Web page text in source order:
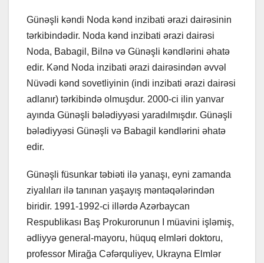
Günəşli kəndi Noda kənd inzibati ərazi dairəsinin
tərkibindədir. Noda kənd inzibati ərazi dairəsi
Noda, Babagil, Bilnə və Günəşli kəndlərini əhatə
edir. Kənd Noda inzibati ərazi dairəsindən əvvəl
Nüvədi kənd sovetliyinin (indi inzibati ərazi dairəsi
adlanır) tərkibində olmuşdur. 2000-ci ilin yanvar
ayında Günəşli bələdiyyəsi yaradılmışdır. Günəşli
bələdiyyəsi Günəşli və Babagil kəndlərini əhatə
edir.
Günəşli füsunkar təbiəti ilə yanaşı, eyni zamanda
ziyalıları ilə tanınan yaşayış məntəqələrindən
biridir. 1991-1992-ci illərdə Azərbaycan
Respublikası Baş Prokurorunun I müavini işləmiş,
ədliyyə general-mayoru, hüquq elmləri doktoru,
professor Mirağa Cəfərquliyev, Ukrayna Elmlər